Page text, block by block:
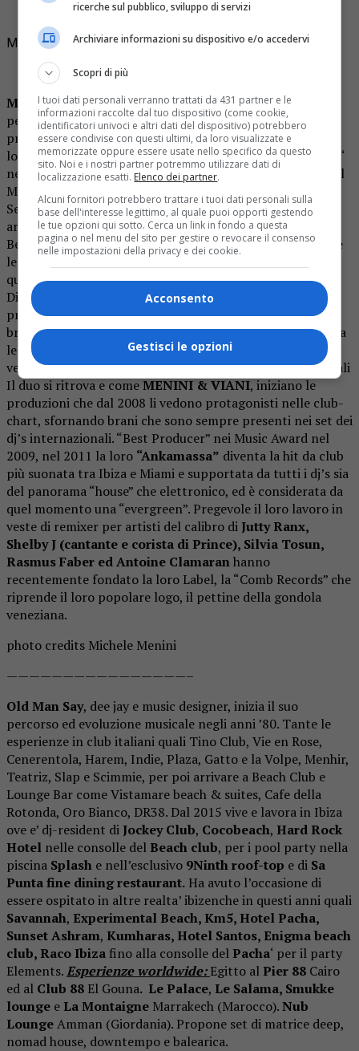
Menini & Viani
MENINI & VIANIa questo punto vanno presentati
percorso per entrambi iniziato negli anni ’80, d.j.’s e
produttori, nativi di Venezia. Una carriera che parte da
lontano, esibendosi inizialmente come disc-jockey “single“
nei migliori club italiani e, per citarne alcuni, ricordiamo Il
Muretto di Jesolo, Molo5 e Area City di Venezia, Fura e
Sesto Senso di Desenzano, Fitzcarraldo ad Arezzo, fino ad
arrivare, in questi ultimi anni, alle consolle di Papeete
Beach e Villa Papeete di Milano Marittima. Numerosissime
le one-night in versione dj-guest in tutto il mondo fra le
quali ricordiamo anche le presenze nei club di Ibiza a “El
Divino” e “Bora Bora”.
Gianluca Viani
produttori del gruppo“Livin Joy”che nel 1995, con il
brano “Dreamer”, e nel 1996 con “Don’t Stop Movin” scala
le classifiche inglesi e statunitensi per diverse settimane
vendendo milioni di copie. Dopo tante esperienze personali
Il duo si ritrova e comeMENINI & VIANI, iniziano le
produzioni che dal 2008 li vedono protagonisti nelle club-
chart, sfornando brani che sono sempre presenti nei set dei
dj’s internazionali. “Best Producer” nei Music Award nel
2009, nel 2011 la loro “Ankamassa” diventa la hit da club
più suonata tra Ibiza e Miami e supportata da tutti i dj’s sia
del panorama “house” che elettronico, ed è considerata da
quel momento una “evergreen”. Pregevole il loro lavoro in
veste di remixer per artisti del calibro di Jutty Ranx,
Shelby J (cantante e corista di Prince), Silvia Tosun,
Rasmus Faber ed Antoine Clamaranhanno
recentemente fondato la loro Label, la “Comb Records” che
riprende il loro popolare logo, il pettine della gondola
veneziana.
photo credits Michele Menini
————————————————–
Old Man Say, dee jay e music designer, inizia il suo
percorso ed evoluzione musicale negli anni ’80. Tante le
esperienze in club italiani quali Tino Club, Vie en Rose,
Cenerentola, Harem, Indie, Plaza, Gatto e la Volpe, Menhir,
Teatriz, Slap e Scimmie, per poi arrivare a Beach Club e
Lounge Bar come Vistamare beach & suites, Cafe della
Rotonda, Oro Bianco, DR38. Dal 2015 vive e lavora in Ibiza
ove e’ dj-resident di Jockey Club, Cocobeach, Hard Rock
Hotel nelle consolle del Beach club, per i pool party nella
piscina Splash e nell’esclusivo 9Ninth roof-top e di Sa
Punta fine diningrestaurant. Ha avuto l’occasione di
essere ospitato in altre realta’ ibizenche in questi anni quali
Savannah, Experimental Beach, Km5, Hotel Pacha,
Sunset Ashram, Kumharas, Hotel Santos, Enigma beach
club, Raco Ibizafino alla consolle del Pacha‘ per il party
Elements.Esperienze worldwide:Egitto al Pier 88 Cairo
ed al Club 88 El Gouna. Le Palace, Le Salama, Smukke
lounge e La Montaigne Marrakech (Marocco).Nub
LoungeAmman (Giordania). Propone set di matrice deep,
nomad house, downtempo e balearica.
ricerche sul pubblico, sviluppo di servizi
Archiviare informazioni su dispositivo e/o accedervi
Scopri di più
I tuoi dati personali verranno trattati da 431 partner e le
informazioni raccolte dal tuo dispositivo (come cookie,
identificatori univoci e altri dati del dispositivo) potrebbero
essere condivise con questi ultimi, da loro visualizzate e
memorizzate oppure essere usate nello specifico da questo
sito. Noi e i nostri partner potremmo utilizzare dati di
localizzazione esatti. Elenco dei partner.
Alcuni fornitori potrebbero trattare i tuoi dati personali sulla
base dell'interesse legittimo, al quale puoi opporti gestendo
le tue opzioni qui sotto. Cerca un link in fondo a questa
pagina o nel menu del sito per gestire o revocare il consenso
nelle impostazioni della privacy e dei cookie.
Acconsento
Gestisci le opzioni